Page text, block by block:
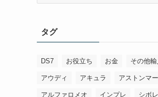
ータグ
DS7 お役立ち お金 その他
アウディ アキュラ アストンマ
アルファロメオ インプレ シボ